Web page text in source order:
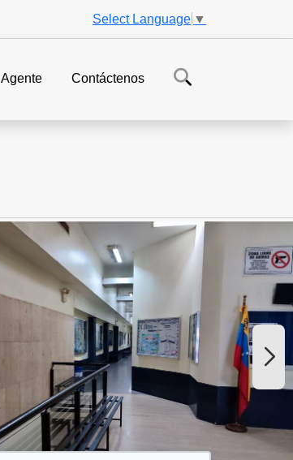
Select Language ▼
Agente Contáctenos